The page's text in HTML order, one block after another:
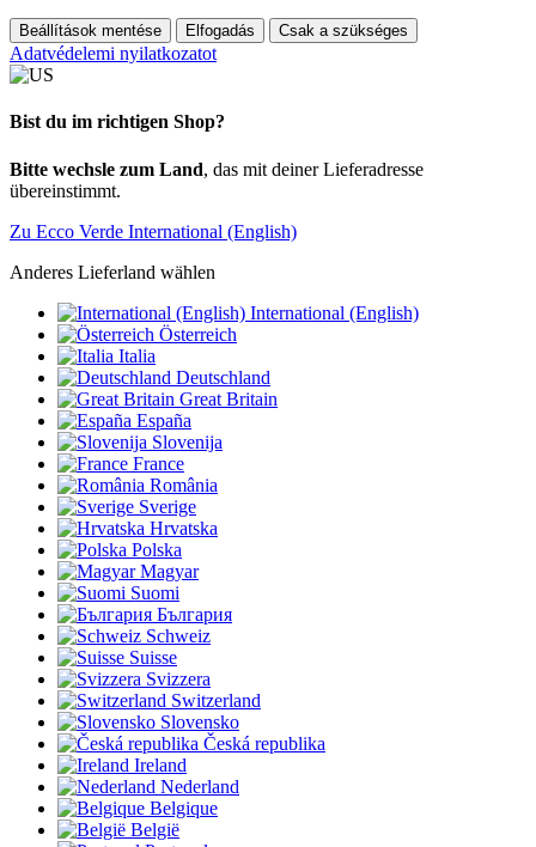
Beállítások mentése Elfogadás Csak a szükséges
Adatvédelemi nyilatkozatot
Bist du im richtigen Shop?
Bitte wechsle zum Land, das mit deiner Lieferadresse
übereinstimmt.
Zu Ecco Verde International (English)
Anderes Lieferland wählen
International (English)
Österreich
Italia
Deutschland
Great Britain
España
Slovenija
France
România
Sverige
Hrvatska
Polska
Magyar
Suomi
България
Schweiz
Suisse
Svizzera
Switzerland
Slovensko
Česká republika
Ireland
Nederland
Belgique
België